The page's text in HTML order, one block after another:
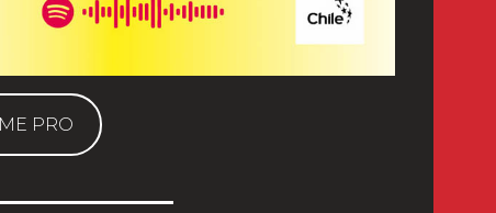
PRO